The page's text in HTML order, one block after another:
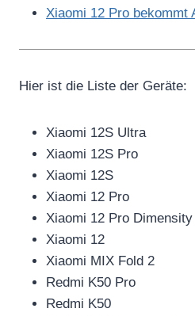
Xiaomi 12 Pro bekommt
Hier ist die Liste der Geräte:
Xiaomi 12S Ultra
Xiaomi 12S Pro
Xiaomi 12S
Xiaomi 12 Pro
Xiaomi 12 Pro
Xiaomi 12
Xiaomi MIX Fold 2
Redmi K50 Pro
Redmi K50